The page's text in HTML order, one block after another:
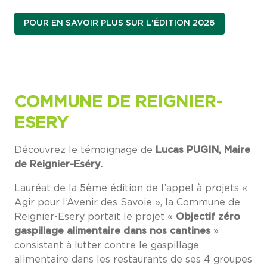
POUR EN SAVOIR PLUS SUR L'ÉDITION 2026
COMMUNE DE REIGNIER-
ESERY
Découvrez le témoignage de Lucas PUGIN, Maire
de Reignier-Eséry.
Lauréat de la 5ème édition de l’appel à projets «
Agir pour l’Avenir des Savoie », la Commune de
Reignier-Esery portait le projet « Objectif zéro
gaspillage alimentaire dans nos cantines »
consistant à lutter contre le gaspillage
alimentaire dans les restaurants de ses 4 groupes